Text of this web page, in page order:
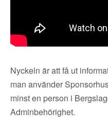
Nyckeln är att få ut
man använder
minst en person i
Adminbehörighet.